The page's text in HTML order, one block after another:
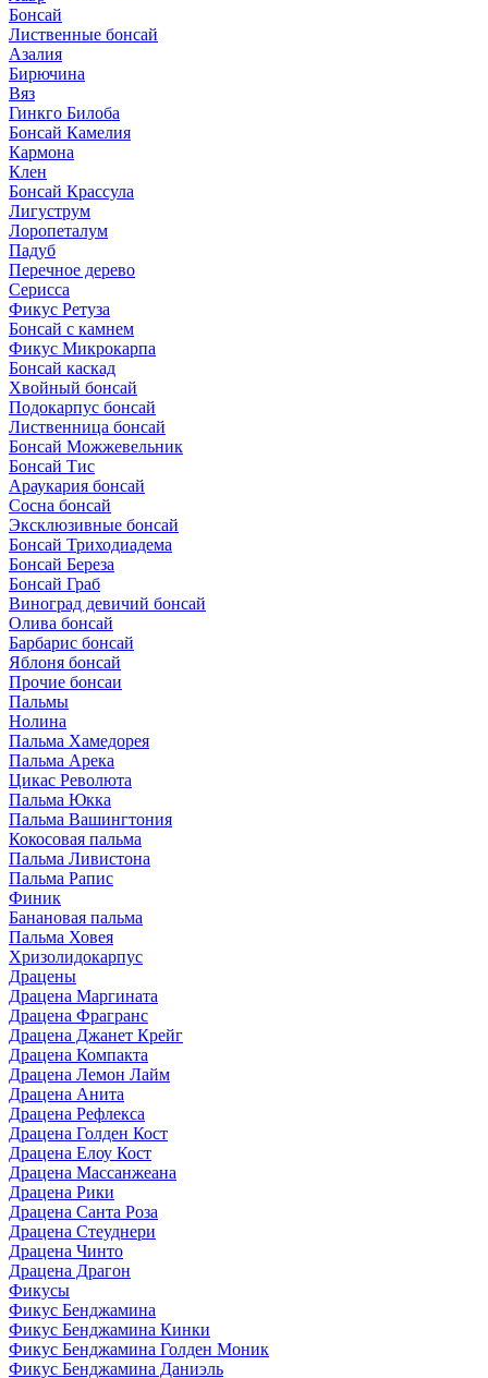
Бонсай
Лиственные бонсай
Азалия
Бирючина
Вяз
Гинкго Билоба
Бонсай Камелия
Кармона
Клен
Бонсай Крассула
Лигуструм
Лоропеталум
Падуб
Перечное дерево
Серисса
Фикус Ретуза
Бонсай с камнем
Фикус Микрокарпа
Бонсай каскад
Хвойный бонсай
Подокарпус бонсай
Лиственница бонсай
Бонсай Можжевельник
Бонсай Тис
Араукария бонсай
Сосна бонсай
Эксклюзивные бонсай
Бонсай Триходиадема
Бонсай Береза
Бонсай Граб
Виноград девичий бонсай
Олива бонсай
Барбарис бонсай
Яблоня бонсай
Прочие бонсаи
Пальмы
Нолина
Пальма Хамедорея
Пальма Арека
Цикас Революта
Пальмa Юкка
Пальма Вашингтония
Кокосовая пальма
Пальма Ливистона
Пальма Рапис
Финик
Банановая пальма
Пальма Ховея
Хризолидокарпус
Драцены
Драцена Маргината
Драцена Фрагранс
Драцена Джанет Крейг
Драцена Компакта
Драцена Лемон Лайм
Драцена Анита
Драцена Рефлекса
Драцена Голден Кост
Драцена Елоу Кост
Драцена Массанжеана
Драцена Рики
Драцена Санта Роза
Драцена Стеуднери
Драцена Чинто
Драцена Драгон
Фикусы
Фикус Бенджамина
Фикус Бенджамина Кинки
Фикус Бенджамина Голден Моник
Фикус Бенджамина Даниэль